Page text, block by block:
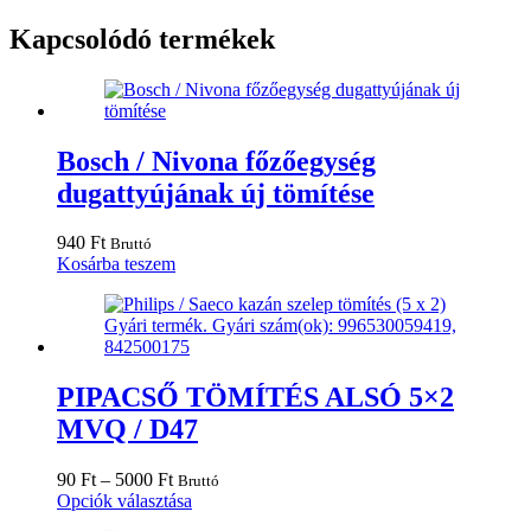
Kapcsolódó termékek
Bosch / Nivona főzőegység
dugattyújának új tömítése
940 Ft Bruttó
Kosárba teszem
PIPACSŐ TÖMÍTÉS ALSÓ 5×2
MVQ / D47
90 Ft – 5000 FtÁrtartomány:
90 Ft
Bruttó
Opciók választása